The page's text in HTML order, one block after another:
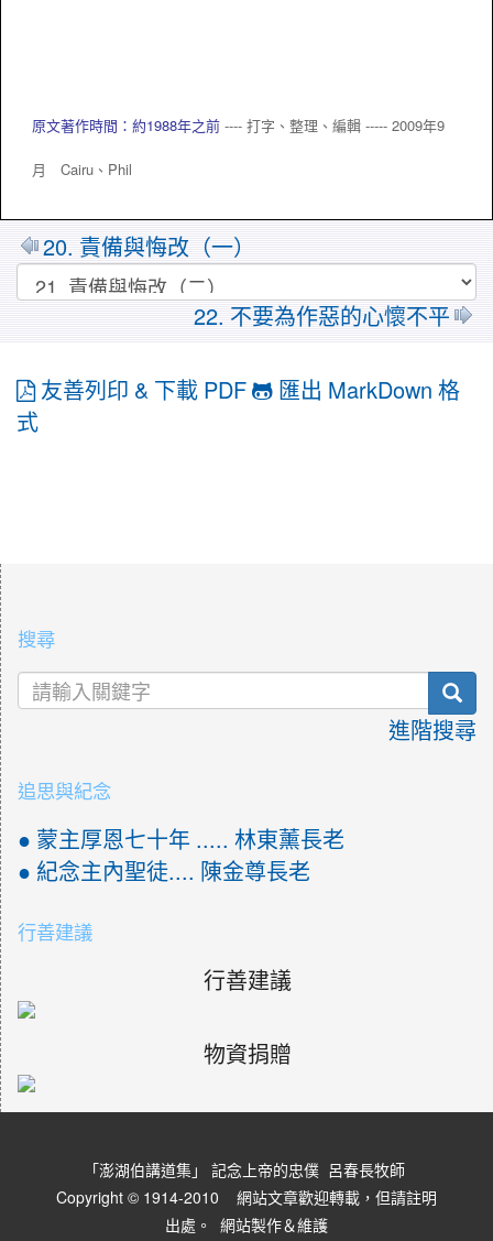
原文著作時間：約1988年之前---- 打字、整理、編輯 ----- 2009年9
月 Cairu、 Phil
20. 責備與悔改（一）
22. 不要為作惡的心懷不平
友善列印 & 下載 PDF
匯出 MarkDown 格
式
搜尋
進階搜尋
追思與紀念
● 蒙主厚恩七十年 ..... 林東薰長老
● 紀念主內聖徒.... 陳金尊長老
行善建議
行善建議
物資捐贈
「澎湖伯講道集」 記念上帝的忠僕 呂春長牧師
Copyright © 1914-2010 網站文章歡迎轉載，但請註明
出處。
網站製作＆維護